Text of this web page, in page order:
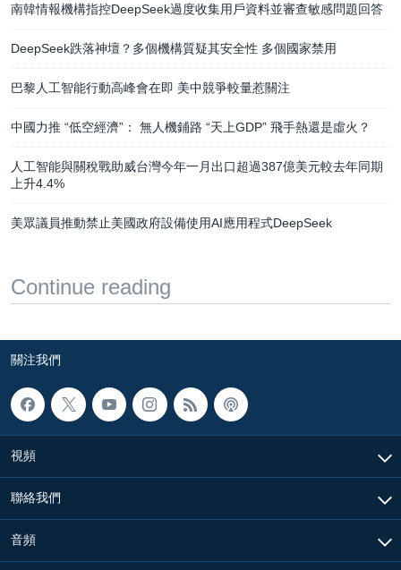
南韓情報機構指控DeepSeek過度收集用戶資料並審查敏感問題回答
DeepSeek跌落神壇？多個機構質疑其安全性 多個國家禁用
巴黎人工智能行動高峰會在即 美中競爭較量惹關注
中國力推 “低空經濟”： 無人機鋪路 “天上GDP” 飛手熱還是虛火？
人工智能與關稅戰助威台灣今年一月出口超過387億美元較去年同期
上升4.4%
美眾議員推動禁止美國政府設備使用AI應用程式DeepSeek
Continue reading
關注我們
視頻
聯絡我們
音頻